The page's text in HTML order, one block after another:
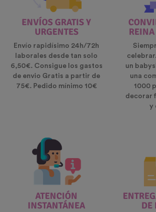
ENVÍOS GRATIS Y
URGENTES
Envío rapidísimo 24h/72h
laborales desde tan solo
6,50€. Consigue los gastos
de envio Gratis a partir de
75€. Pedido mínimo 10€
un
una
1000
decorar
y
ATENCIÓN
INSTANTÁNEA
DE